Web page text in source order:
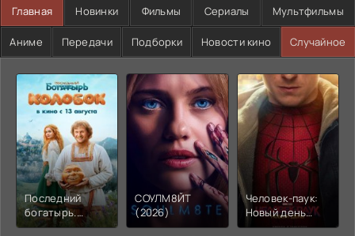
Главная Новинки Фильмы Сериалы Мультфильмы
Аниме Передачи Подборки Новости кино Случайное
Последний
богатырь.
Колобок (2026)
СОУЛМ8ЙТ
(2026)
Человек-паук:
Новый день
(2026)